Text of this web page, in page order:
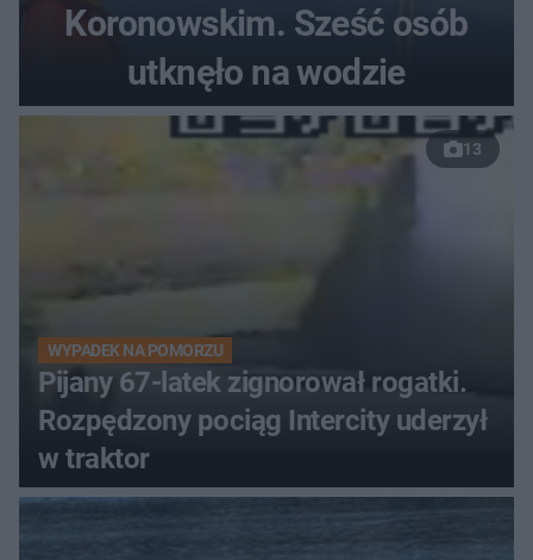
Koronowskim. Sześć osób
utknęło na wodzie
13
WYPADEK NA POMORZU
Pijany 67-latek zignorował rogatki.
Rozpędzony pociąg Intercity uderzył
w traktor